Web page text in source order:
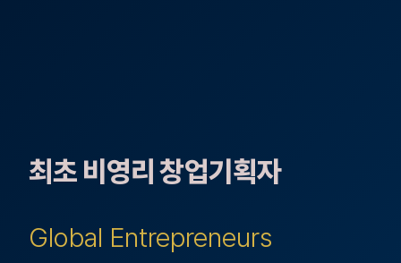
최초 비영리 창업기획자
Global Entrepreneurs